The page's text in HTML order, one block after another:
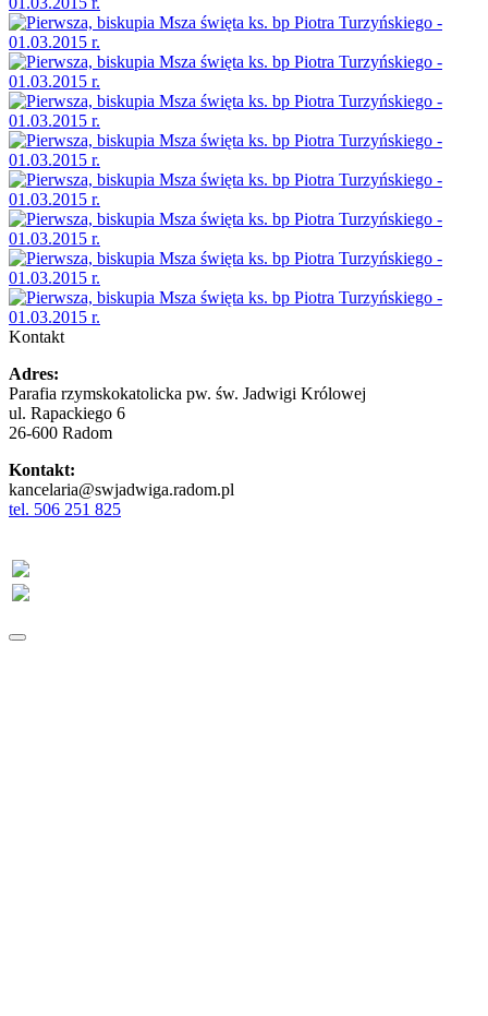
Kontakt
Adres:
Parafia rzymskokatolicka pw. św. Jadwigi Królowej
ul. Rapackiego 6
26-600 Radom
Kontakt:
kancelaria@swjadwiga.radom.pl
tel. 506 251 825